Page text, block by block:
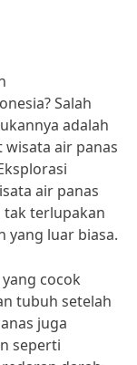
Salah
adalah
air panas
air panas
tak terlupakan
yang luar biasa.
cocok
tubuh setelah
juga
seperti